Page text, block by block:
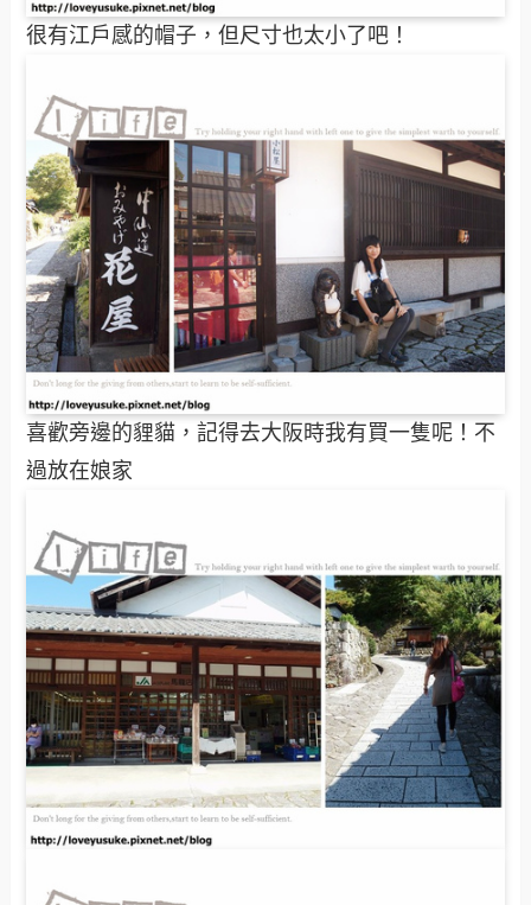
很有江戶感的帽子，但尺寸也太小了吧！
喜歡旁邊的貍貓，記得去大阪時我有買一隻呢！不
過放在娘家